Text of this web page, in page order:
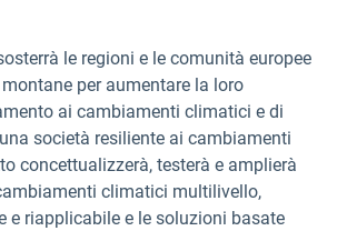
le regioni e le comunità europee
per aumentare la loro
ai cambiamenti climatici e di
società resiliente ai cambiamenti
concettualizzerà, testerà e amplierà
climatici multilivello,
e riapplicabile e le soluzioni basate